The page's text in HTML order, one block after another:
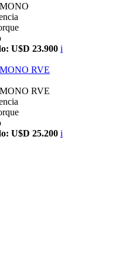
U$D 23.900 i
RVE
RVE
U$D 25.200 i